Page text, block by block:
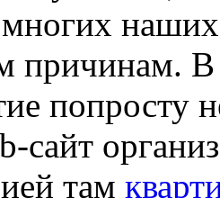
многих
причинам. В
попросту
сайт
там